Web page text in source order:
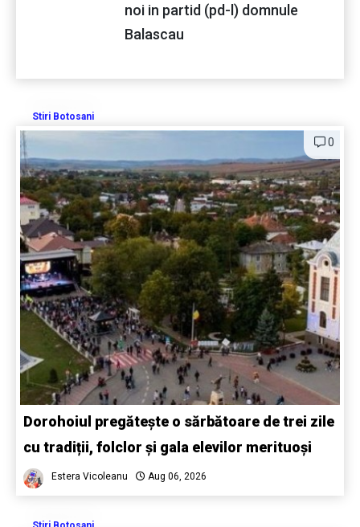
noi in partid (pd-l) domnule
Balascau
Stiri Botosani
0
Dorohoiul pregătește o sărbătoare de trei zile
cu tradiții, folclor și gala elevilor merituoși
Estera Vicoleanu Aug 06, 2026